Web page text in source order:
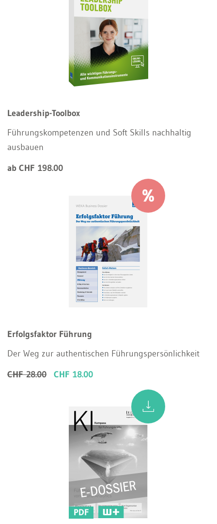
Leadership-Toolbox
Führungskompetenzen und Soft Skills nachhaltig
ausbauen
ab CHF 198.00
Erfolgsfaktor Führung
Der Weg zur authentischen Führungspersönlichkeit
CHF 28.00
CHF 18.00
PDF